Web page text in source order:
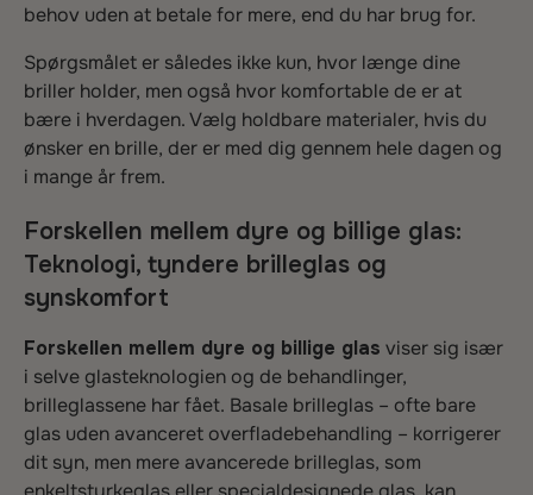
behov uden at betale for mere, end du har brug for.
Spørgsmålet er således ikke kun, hvor længe dine
briller holder, men også hvor komfortable de er at
bære i hverdagen. Vælg holdbare materialer, hvis du
ønsker en brille, der er med dig gennem hele dagen og
i mange år frem.
Forskellen mellem dyre og billige glas:
Teknologi, tyndere brilleglas og
synskomfort
Forskellen mellem dyre og billige glas viser sig især
i selve glasteknologien og de behandlinger,
brilleglassene har fået. Basale brilleglas – ofte bare
glas uden avanceret overfladebehandling – korrigerer
dit syn, men mere avancerede brilleglas, som